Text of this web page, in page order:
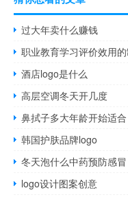
过大年卖什么赚钱
酒店logo是什么
高层空调冬天开几度
鼻拭子多大年龄开始适合
韩国护肤品牌logo
冬天泡什么中药预防感冒
logo设计图案创意